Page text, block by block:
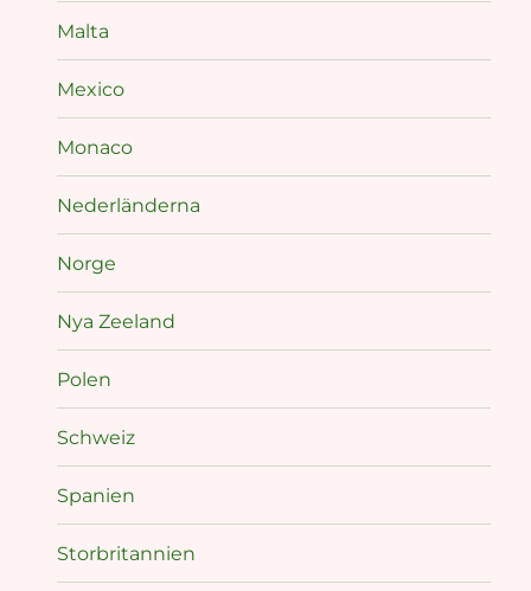
Malta
Mexico
Monaco
Nederländerna
Norge
Nya Zeeland
Polen
Schweiz
Spanien
Storbritannien